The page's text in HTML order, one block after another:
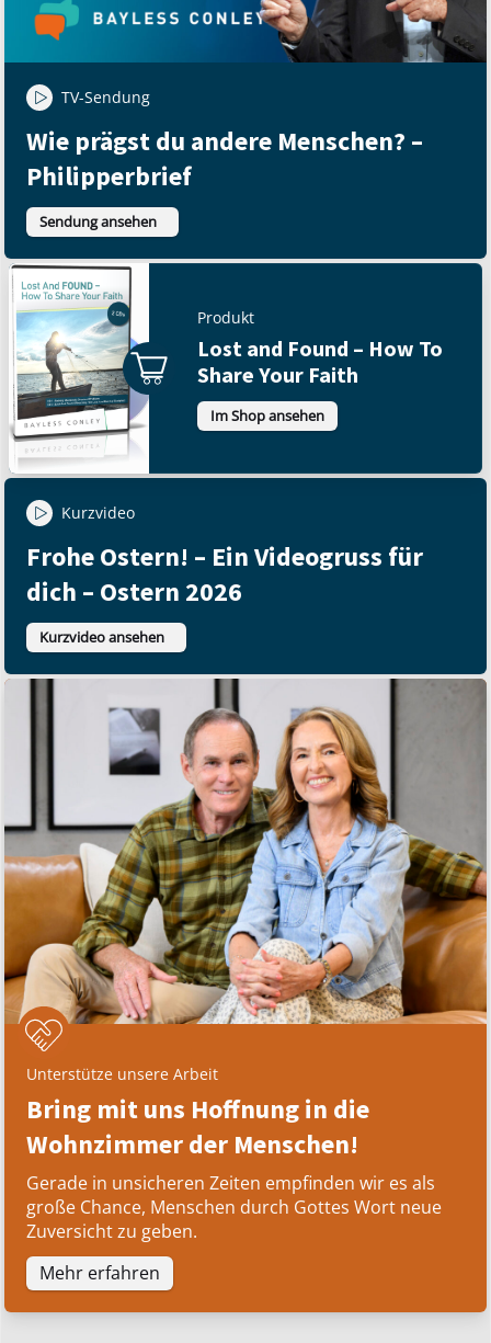
TV-Sendung
Wie prägst du andere Menschen? –
Philipperbrief
Sendung ansehen
Produkt
Lost and Found – How To
Share Your Faith
Im Shop ansehen
Kurzvideo
Frohe Ostern! – Ein Videogruss für
dich – Ostern 2026
Kurzvideo ansehen
Unterstütze unsere Arbeit
Bring mit uns Hoffnung in die
Wohnzimmer der Menschen!
Gerade in unsicheren Zeiten empfinden wir es als
große Chance, Menschen durch Gottes Wort neue
Zuversicht zu geben.
Mehr erfahren